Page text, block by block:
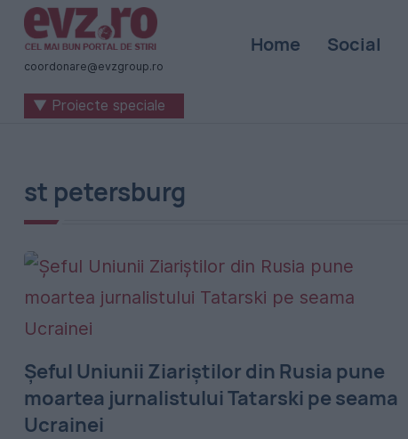
Știri
naționale
internaționale
-
Zilei
coordonare@evzgroup.ro
Home Social
▼ Proiecte speciale
st petersburg
Șeful Uniunii Ziariștilor din Rusia pune
moartea jurnalistului Tatarski pe seama
Ucrainei